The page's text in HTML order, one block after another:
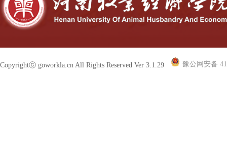
Copyrightⓒ goworkla.cn All Rights Reserved Ver 3.1.29 豫公网安备